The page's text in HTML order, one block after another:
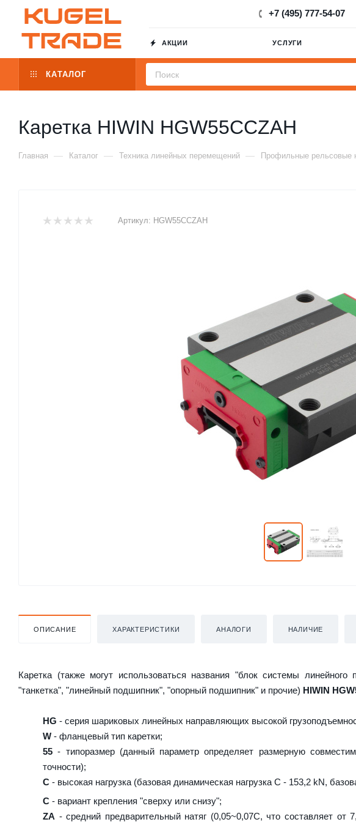
+7 (495) 777-54-07
АКЦИИ УСЛУГИ
КАТАЛОГ
Каретка HIWIN HGW55CCZAH
Главная — Каталог — Техника линейных перемещений — Профильные рельсовые
Артикул: HGW55CCZAH
ОПИСАНИЕ ХАРАКТЕРИСТИКИ АНАЛОГИ НАЛИЧИЕ
Каретка (также могут использоваться названия "блок системы
"танкетка", "линейный подшипник", "опорный подшипник" и прочие) HIWIN
HG - серия шариковых линейных направляющих высокой
W - фланцевый тип каретки;
55 - типоразмер (данный параметр определяет размерную
точности);
C - высокая нагрузка (базовая динамическая нагрузка C - 153,2 kN,
C - вариант крепления "сверху или снизу";
ZA - средний предварительный натяг (0,05~0,07C, что составляет